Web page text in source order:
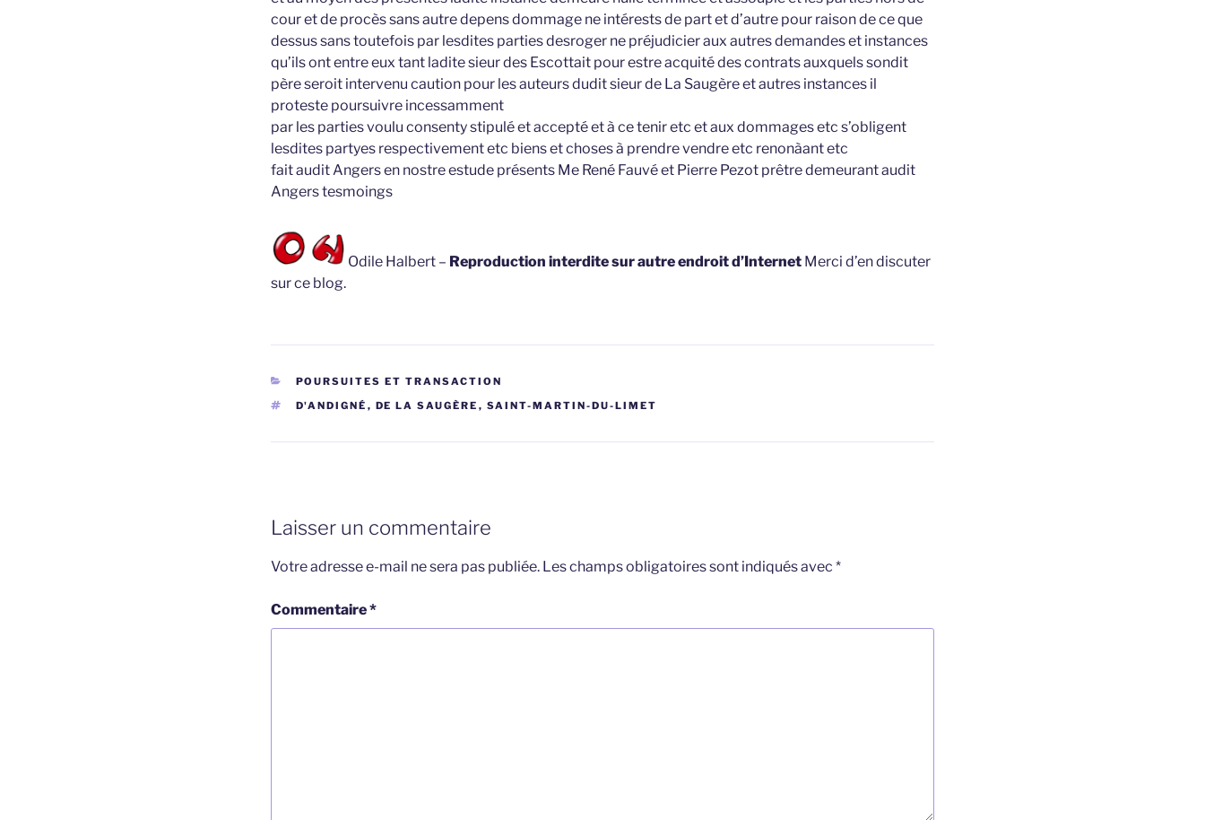
cour et de procès sans autre depens dommage ne intérests de part et d’autre pour raison de ce que
dessus sans toutefois par lesdites parties desroger ne préjudicier aux autres demandes et instances
qu’ils ont entre eux tant ladite sieur des Escottait pour estre acquité des contrats auxquels sondit
père seroit intervenu caution pour les auteurs dudit sieur de La Saugère et autres instances il
proteste poursuivre incessamment
par les parties voulu consenty stipulé et accepté et à ce tenir etc et aux dommages etc s’obligent
lesdites partyes respectivement etc biens et choses à prendre vendre etc renonàant etc
fait audit Angers en nostre estude présents Me René Fauvé et Pierre Pezot prêtre demeurant audit
Angers tesmoings
Odile Halbert – Reproduction interdite sur autre endroit d’Internet Merci d’en discuter
sur ce blog.
CATÉGORIES
POURSUITES ET TRANSACTION
ÉTIQUETTES
D'ANDIGNÉ , DE LA SAUGÈRE , SAINT-MARTIN-DU-LIMET
Laisser un commentaire
Votre adresse e-mail ne sera pas publiée. Les champs obligatoires sont indiqués avec *
Commentaire*